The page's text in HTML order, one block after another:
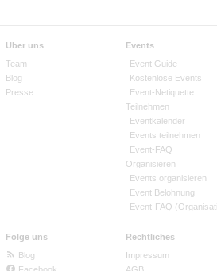
Über uns
Team
Blog
Presse
Events
Event Guide
Kostenlose Events
Event-Netiquette
Teilnehmen
Eventkalender
Events teilnehmen
Event-FAQ
Organisieren
Events organisieren
Event Belohnung
Event-FAQ
Folge uns
Blog
Rechtliches
Impressum